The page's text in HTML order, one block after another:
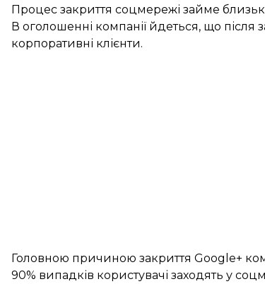
Процес закриття соцмережі займе
В оголошенні компанії йдеться, що
корпоративні клієнти.
Головною причиною закриття Google+
90% випадків користувачі заходять у